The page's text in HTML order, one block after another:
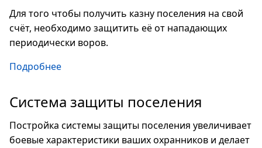
Для того чтобы получить казну поселения на свой
счёт, необходимо защитить её от нападающих
периодически воров.
Подробнее
Система защиты поселения
Постройка системы защиты поселения увеличивает
боевые характеристики ваших охранников и делает